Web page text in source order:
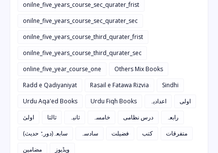
onilne_five_years_course_sec_qurater_frist
onilne_five_years_course_sec_qurater_sec
onilne_five_years_course_third_qurater_frist
onilne_five_years_course_third_qurater_sec
online_five_year_course_one
Others Mix Books
Radd e Qadiyaniyat
Rasail e Fatawa Rizvia
Sindhi
Urdu Aqa'ed Books
Urdu Fiqh Books اعدادیہ
اولی
اولیٰ
ثالثا ثانیہ خامسہ درس نظامی
رابعہ
سابعہ(دورہٌ حدیث)
سادسہ فضیلت کتب
متفرقات
مضامین
ویڈیوز